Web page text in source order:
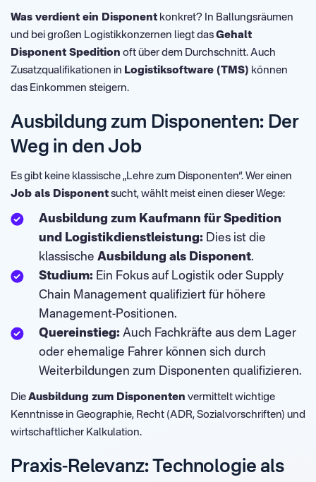
Was verdient ein Disponent konkret? In Ballungsräumen
und bei großen Logistikkonzernen liegt das Gehalt
Disponent Spedition oft über dem Durchschnitt. Auch
Zusatzqualifikationen in Logistiksoftware (TMS) können
das Einkommen steigern.
Ausbildung zum Disponenten: Der
Weg in den Job
Es gibt keine klassische „Lehre zum Disponenten“. Wer einen
Job als Disponent sucht, wählt meist einen dieser Wege:
Ausbildung zum Kaufmann für Spedition
und Logistikdienstleistung: Dies ist die
klassische Ausbildung als Disponent.
Studium: Ein Fokus auf Logistik oder Supply
Chain Management qualifiziert für höhere
Management-Positionen.
Quereinstieg: Auch Fachkräfte aus dem Lager
oder ehemalige Fahrer können sich durch
Weiterbildungen zum Disponenten qualifizieren.
Die Ausbildung zum Disponenten vermittelt wichtige
Kenntnisse in Geographie, Recht (ADR, Sozialvorschriften) und
wirtschaftlicher Kalkulation.
Praxis-Relevanz: Technologie als